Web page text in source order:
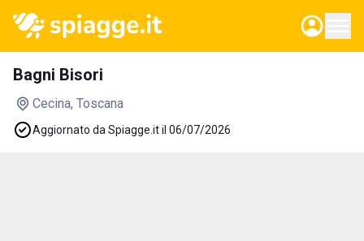
Bagni Bisori
Cecina, Toscana
Aggiornato da Spiagge.it il 06/07/2026